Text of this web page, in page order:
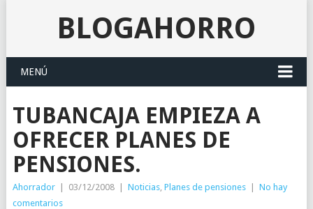
BLOGAHORRO
MENÚ
TUBANCAJA EMPIEZA A
OFRECER PLANES DE
PENSIONES.
Ahorrador 03/12/2008 Noticias, Planes de pensiones
No hay
comentarios